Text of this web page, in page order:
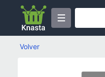
Volver